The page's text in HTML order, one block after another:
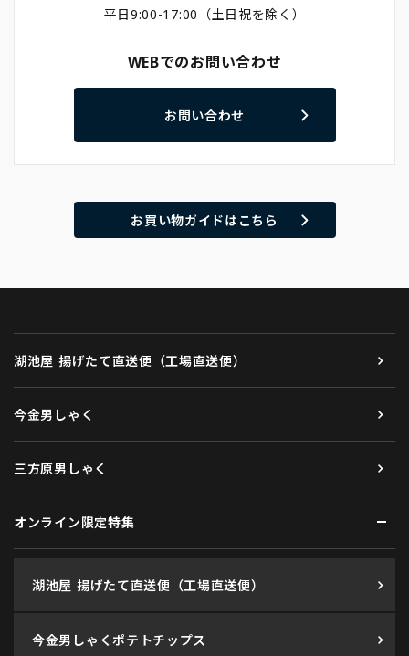
平日9:00-17:00（土日祝を除く）
WEBでのお問い合わせ
お問い合わせ
お買い物ガイドはこちら
湖池屋 揚げたて直送便（工場直送便）
今金男しゃく
三方原男しゃく
オンライン限定特集
湖池屋 揚げたて直送便（工場直送便）
今金男しゃくポテトチップス